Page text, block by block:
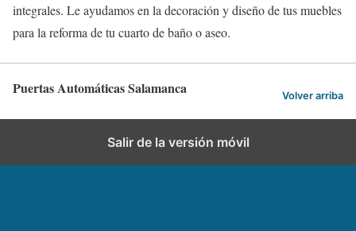
integrales. Le ayudamos en la decoración y diseño de tus muebles
para la reforma de tu cuarto de baño o aseo.
Puertas Automáticas Salamanca Volver arriba
Salir de la versión móvil